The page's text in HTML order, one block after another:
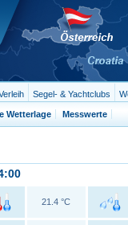
Segel- & Yachtclubs
Wetterlage Messwerte
21.4 °C